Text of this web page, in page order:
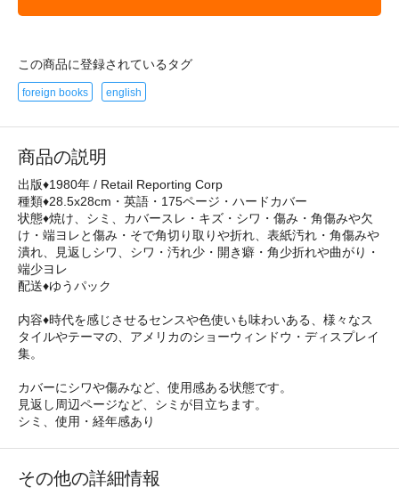
この商品に登録されているタグ
foreign books english
商品の説明
出版♦1980年 / Retail Reporting Corp
種類♦28.5x28cm・英語・175ページ・ハードカバー
状態♦焼け、シミ、カバースレ・キズ・シワ・傷み・角傷みや欠
け・端ヨレと傷み・そで角切り取りや折れ、表紙汚れ・角傷みや
潰れ、見返しシワ、シワ・汚れ少・開き癖・角少折れや曲がり・
端少ヨレ
配送♦ゆうパック
内容♦時代を感じさせるセンスや色使いも味わいある、様々なス
タイルやテーマの、アメリカのショーウィンドウ・ディスプレイ
集。
カバーにシワや傷みなど、使用感ある状態です。
見返し周辺ページなど、シミが目立ちます。
シミ、使用・経年感あり
その他の詳細情報